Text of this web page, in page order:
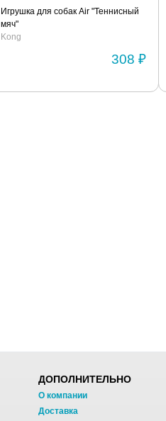
Игрушка для собак Air "Теннисный
мяч"
Kong
308 ₽
ДОПОЛНИТЕЛЬНО
О компании
Доставка